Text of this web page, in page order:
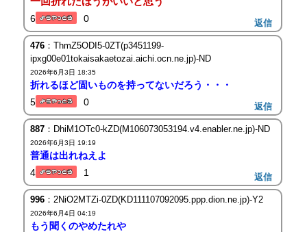
6 0 返信
476：ThmZ5ODI5-0ZT(p3451199-
ipxg00e01tokaisakaetozai.aichi.ocn.ne.jp)-ND
2026年6月3日 18:35
折れるほど固いものを持ってないだろう・・・
5
0 返信
887：DhiM1OTc0-kZD(M106073053194.v4.enabler.ne.jp)-ND
2026年6月3日 19:19
普通は出れねえよ
4
1 返信
996：2NiO2MTZi-0ZD(KD111107092095.ppp.dion.ne.jp)-Y2
2026年6月4日 04:19
もう聞くのやめたれや